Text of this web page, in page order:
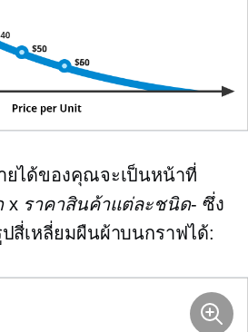
ได้ของคุณจะเป็นหน้าที่
x ราคาสินค้าแต่ละชนิด- ซึ่ง
สี่เหลี่ยมผืนผ้าบนกราฟได้: